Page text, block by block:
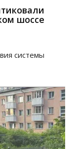
шоссе
системы